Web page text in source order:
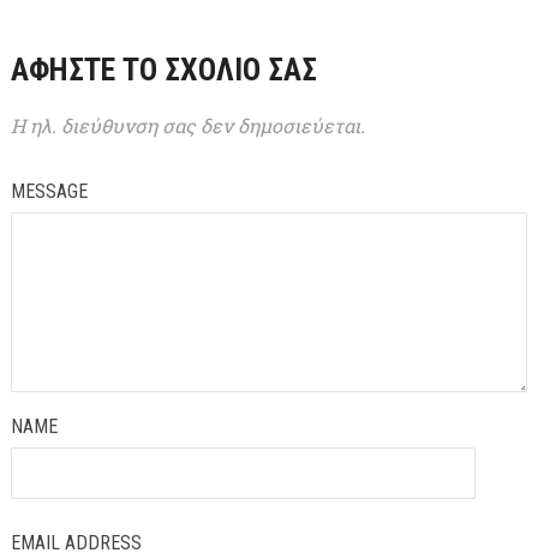
ΑΦΉΣΤΕ ΤΟ ΣΧΌΛΙΌ ΣΑΣ
Η ηλ. διεύθυνση σας δεν δημοσιεύεται.
MESSAGE
NAME
EMAIL ADDRESS